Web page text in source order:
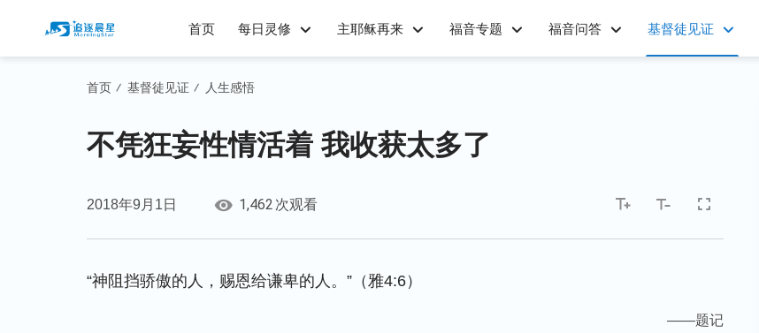
首页 每日灵修 主耶稣再来 福音专题 福音问答 基督徒见证
首页 / 基督徒见证 / 人生感悟
不凭狂妄性情活着 我收获太多了
2018年9月1日 1,462 次观看
“神阻挡骄傲的人，赐恩给谦卑的人。”（雅4:6）
——题记